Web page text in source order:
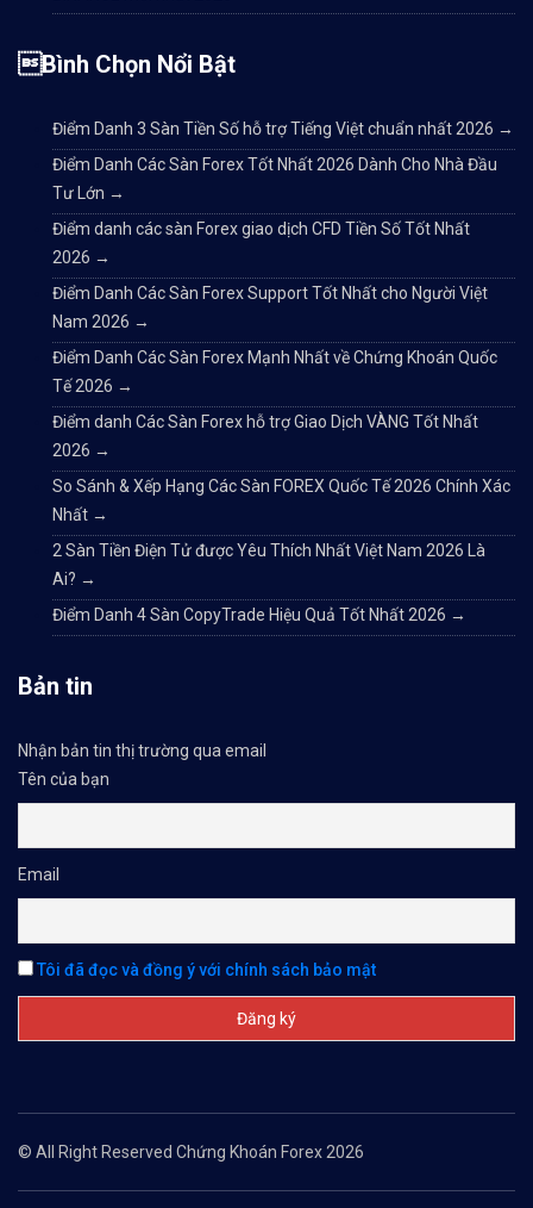
Bình Chọn Nổi Bật
Điểm Danh 3 Sàn Tiền Số hỗ trợ Tiếng Việt chuẩn nhất 2026 →
Điểm Danh Các Sàn Forex Tốt Nhất 2026 Dành Cho Nhà Đầu
Tư Lớn →
Điểm danh các sàn Forex giao dịch CFD Tiền Số Tốt Nhất
2026 →
Điểm Danh Các Sàn Forex Support Tốt Nhất cho Người Việt
Nam 2026 →
Điểm Danh Các Sàn Forex Mạnh Nhất về Chứng Khoán Quốc
Tế 2026 →
Điểm danh Các Sàn Forex hỗ trợ Giao Dịch VÀNG Tốt Nhất
2026 →
So Sánh & Xếp Hạng Các Sàn FOREX Quốc Tế 2026 Chính Xác
Nhất →
2 Sàn Tiền Điện Tử được Yêu Thích Nhất Việt Nam 2026 Là
Ai? →
Điểm Danh 4 Sàn CopyTrade Hiệu Quả Tốt Nhất 2026 →
Bản tin
Nhận bản tin thị trường qua email
Tên của bạn
Email
Tôi đã đọc và đồng ý với chính sách bảo mật
© All Right Reserved Chứng Khoán Forex 2026